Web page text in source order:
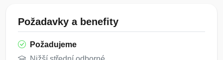
Požadavky a benefity
Požadujeme